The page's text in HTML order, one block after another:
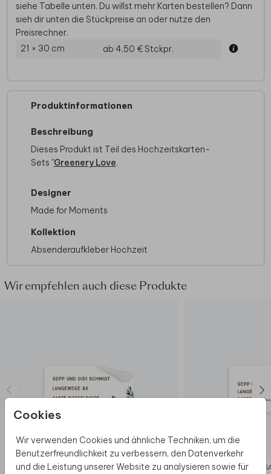
Cookies
Wir verwenden Cookies und ähnliche Techniken, um die
Benutzerfreundlichkeit zu verbessern, den Datenverkehr
und die Leistung unserer Website zu analysieren sowie für
siehe Tabelle unten. Du willst mehr Karten bestellen? Dann
sieh dir unten die Stückpreise an oder nutze den
Preisrechner.
21 × 30 cm
ab 4,50 €Stckpr.
Produktinformationen
Beschreibung
Dieses Produkt ist Teil des Hochzeitskarten-
Sets "Greenery Love.
Designer
Made for Moments
Kollektion
Absenderaufkleber Hochzeit
Wir empfehlen auch diese Produkte
ADRESSAUFKLEBER